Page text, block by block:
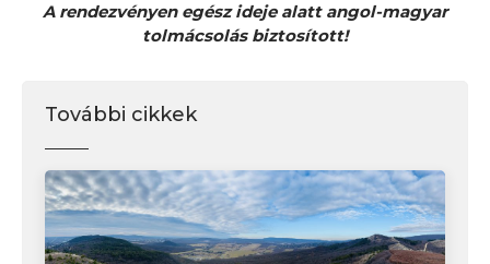
A rendezvényen egész ideje alatt angol-magyar
tolmácsolás biztosított!
További cikkek